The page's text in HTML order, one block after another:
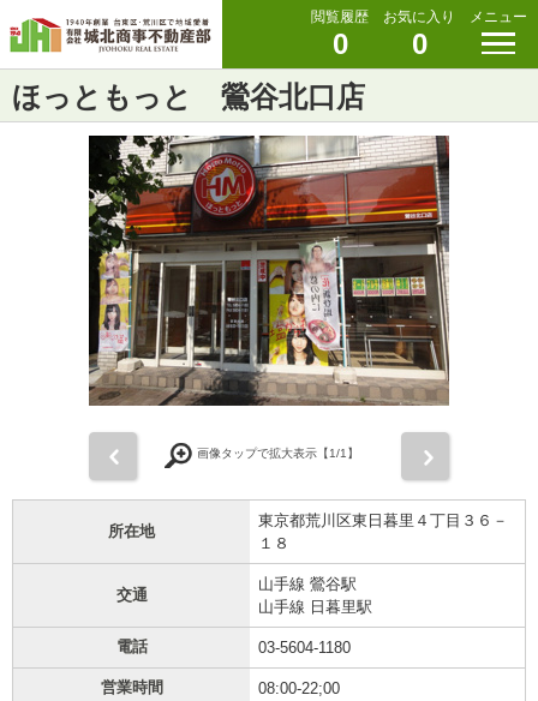
閲覧履歴
0
お気に入り
0
メニュー
ほっともっと 鶯谷北口店
画像タップで拡大表示【1/1】
所在地
東京都荒川区東日暮里４丁目３６－
１８
交通
山手線 鶯谷駅
山手線 日暮里駅
電話 03-5604-1180
営業時間 08:00-22;00